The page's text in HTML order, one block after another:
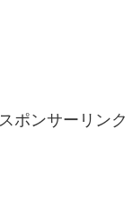
スポンサーリンク